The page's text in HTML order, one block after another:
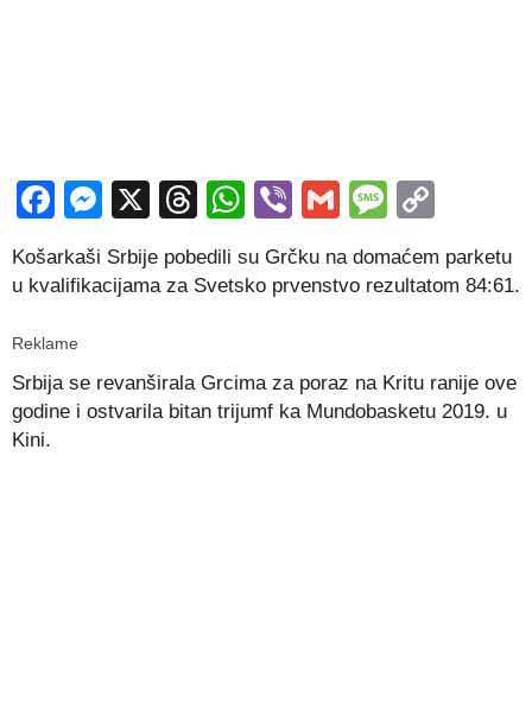
Facebook
Messenger
X Threads
WhatsApp
ViberGmail
Košarkaši Srbije pobedili su Grčku na domaćem parketu
u kvalifikacijama za Svetsko prvenstvo rezultatom 84:61.
Reklame
Srbija se revanširala Grcima za poraz na Kritu ranije ove
godine i ostvarila bitan trijumf ka Mundobasketu 2019. u
Kini.